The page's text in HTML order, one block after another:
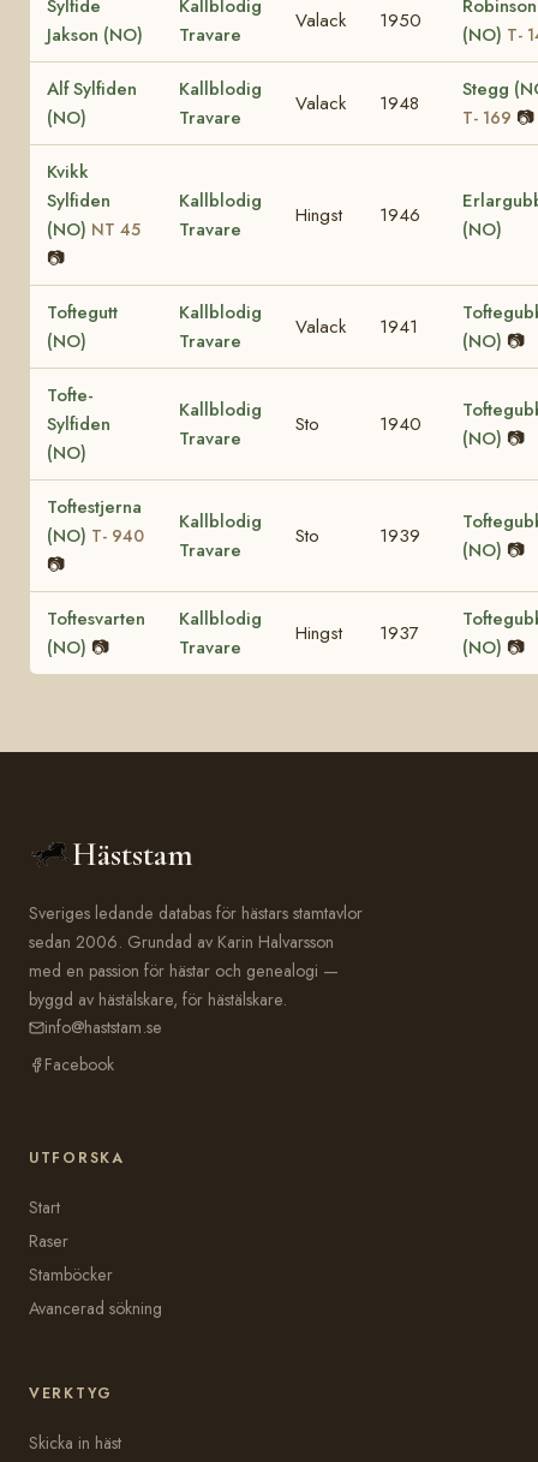
Sylfide
Jakson (NO)
Kallblodig
Travare
Valack 1950
Robinson
(NO) T-
Alf Sylfiden
(NO)
Kallblodig
Travare
Valack 1948
Stegg
T- 169 📷
Kvikk
Sylfiden
(NO) NT 45
📷
Kallblodig
Travare
Hingst 1946
(NO)
Toftegutt
(NO)
Kallblodig
Travare
Valack 1941
(NO) 📷
Tofte-
Sylfiden
(NO)
Kallblodig
Travare
Sto 1940
(NO) 📷
Toftestjerna
(NO) T- 940
📷
Kallblodig
Travare
Sto 1939
(NO) 📷
Toftesvarten
(NO) 📷
Kallblodig
Travare
Hingst 1937
(NO) 📷
Häststam
Sveriges ledande databas för hästars stamtavlor
sedan 2006. Grundad av Karin Halvarsson
med en passion för hästar och genealogi —
byggd av hästälskare, för hästälskare.
info@haststam.se
Facebook
UTFORSKA
Start
Raser
Stamböcker
Avancerad sökning
VERKTYG
Skicka in häst